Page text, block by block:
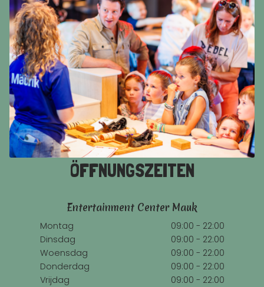
ÖFFNUNGSZEITEN
Entertainment Center Mauk
Montag
09:00 - 22:00
Dinsdag
09:00 - 22:00
Woensdag
09:00 - 22:00
Donderdag
09:00 - 22:00
Vrijdag
09:00 - 22:00